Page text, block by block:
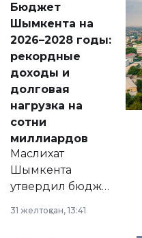
народу
Венесуэлы.
Бюджет
Шымкента на
2026–2028 годы:
рекордные
доходы и
долговая
нагрузка на
сотни
миллиардов
Маслихат
Шымкента
утвердил бюджет
2028 годы.
31 желтоқсан, 13:41